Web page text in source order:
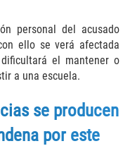
Dañina en
personal del acusado
ello se verá afectada
el mantener o
a una escuela.
se producen
por este